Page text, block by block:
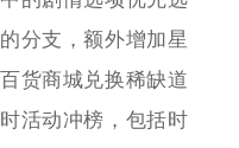
分支，额外增加星
货商城兑换稀缺道
活动冲榜，包括时